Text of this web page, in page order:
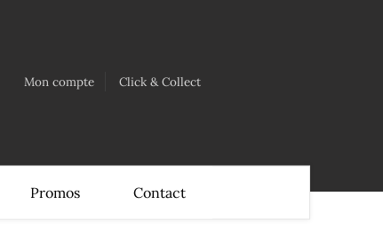
Mon compte Click & Collect
Promos Contact